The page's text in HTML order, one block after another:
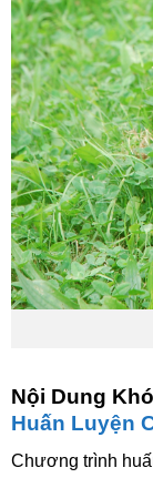
Nội Dung
Huấn Luyện
Chương trình